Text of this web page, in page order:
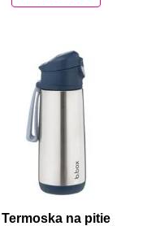
Termoska na pitie